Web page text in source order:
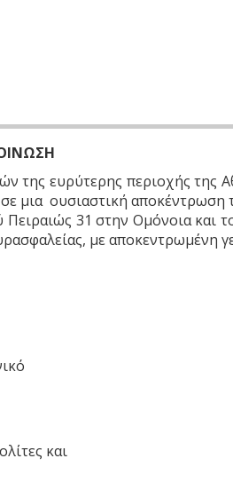
της ευρύτερης περιοχής
μια ουσιαστική
31 στην Ομόνοια και
με
και